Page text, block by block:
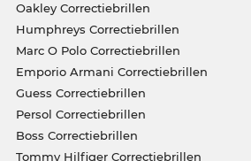
Oakley Correctiebrillen
Humphreys Correctiebrillen
Marc O Polo Correctiebrillen
Emporio Armani Correctiebrillen
Guess Correctiebrillen
Persol Correctiebrillen
Boss Correctiebrillen
Tommy Hilfiger Correctiebrillen